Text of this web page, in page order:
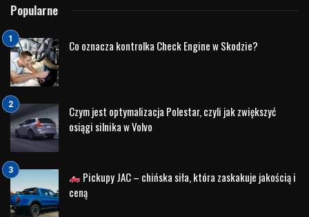
Popularne
Co oznacza kontrolka Check Engine w Skodzie?
Czym jest optymalizacja Polestar, czyli jak zwiększyć
osiągi silnika w Volvo
Pickupy JAC – chińska siła, która zaskakuje jakością i
ceną